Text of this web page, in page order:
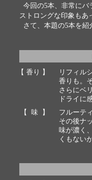
今回の5本、非常にバ
ストロングな印象もあ
さて、本題の5本を紹
【 香り 】
リフィル
香りも。
さらにベ
ドライに
【 味 】
フルーテ
その後ナ
味が濃く
くもない